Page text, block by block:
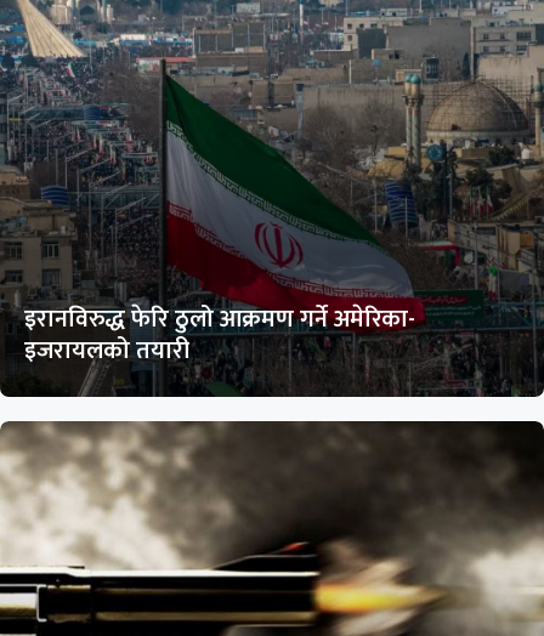
इरानविरुद्ध फेरि ठुलो आक्रमण गर्ने अमेरिका-
इजरायलको तयारी